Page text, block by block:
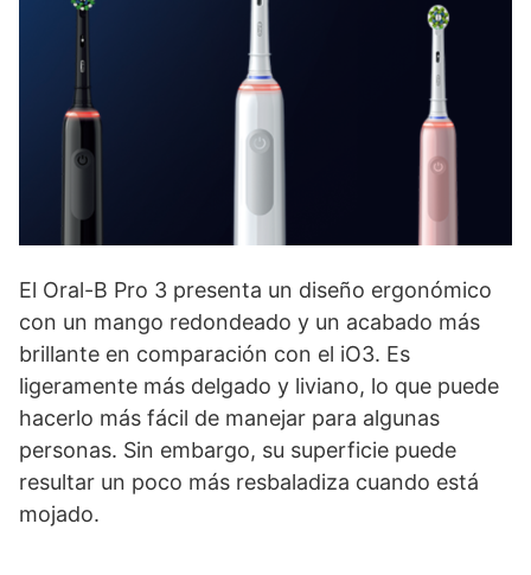
El Oral-B Pro 3 presenta un diseño ergonómico
con un mango redondeado y un acabado más
brillante en comparación con el iO3. Es
ligeramente más delgado y liviano, lo que puede
hacerlo más fácil de manejar para algunas
personas. Sin embargo, su superficie puede
resultar un poco más resbaladiza cuando está
mojado.